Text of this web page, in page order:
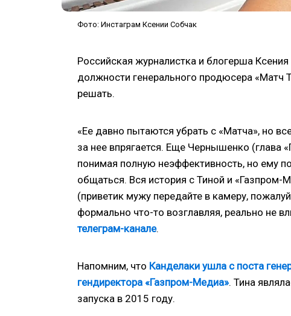
Фото: Инстаграм Ксении Собчак
Российская журналистка и блогерша
должности генерального продюсера «Матч
решать.
«Ее давно пытаются убрать с «Матча», но
за нее впрягается. Еще Чернышенко (глава
понимая полную неэффективность, но ему
общаться. Вся история с Тиной и
(приветик мужу передайте в камеру,
формально что-то возглавляя, реально не
телеграм-канале.
Напомним, что Канделаки ушла с поста
гендиректора «Газпром-Медиа». Тина
запуска в 2015 году.